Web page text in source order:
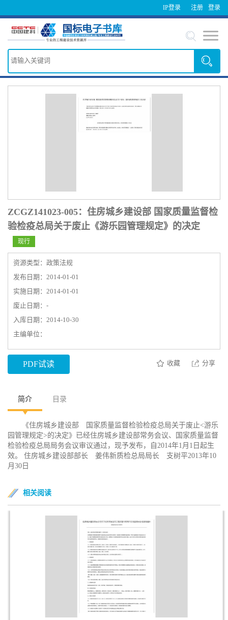
IP登录 登录
注册
ZCGZ141023-005：住房城乡建设部 国家质量监督检
验检疫总局关于废止《游乐园管理规定》的决定
现行
资源类型：政策法规
发布日期：2014-01-01
实施日期：2014-01-01
废止日期：-
入库日期：2014-10-30
主编单位：
PDF试读 收藏 分享
简介 目录
《住房城乡建设部 国家质量监督检验检疫总局关于废止<游乐
园管理规定>的决定》已经住房城乡建设部常务会议、国家质量监督
检验检疫总局局务会议审议通过，现予发布，自2014年1月1日起生
效。 住房城乡建设部部长 姜伟新质检总局局长 支树平2013年10
月30日
相关阅读